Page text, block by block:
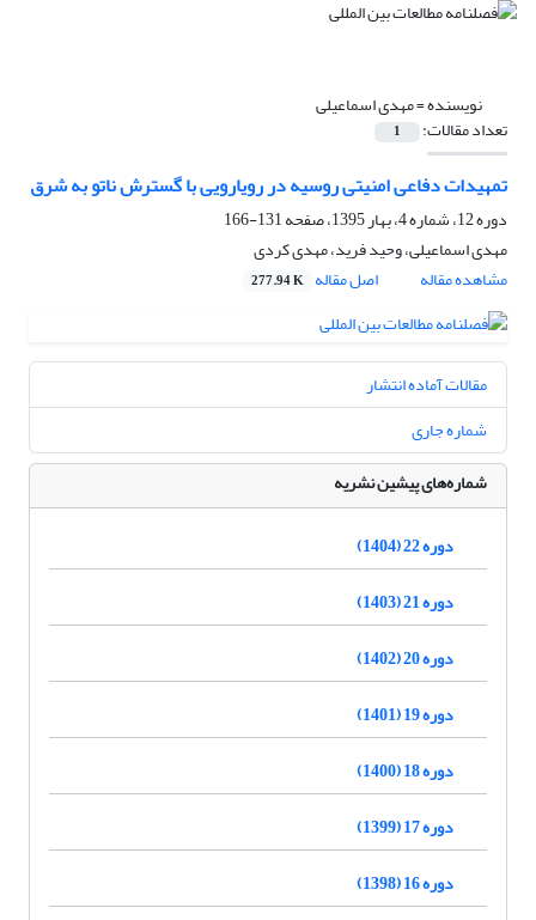
نویسنده =مهدی اسماعیلی
تعداد مقالات: 1
تمهیدات دفاعی امنیتی روسیه در رویارویی با گسترش ناتو به شرق
دوره 12، شماره 4، بهار 1395، صفحه
131-166
مهدی اسماعیلی، وحید فرید، مهدی کردی
مشاهده مقاله
اصل مقاله 277.94 K
مقالات آماده انتشار
شماره جاری
شماره‌های پیشین نشریه
دوره 22 (1404)
دوره 21 (1403)
دوره 20 (1402)
دوره 19 (1401)
دوره 18 (1400)
دوره 17 (1399)
دوره 16 (1398)